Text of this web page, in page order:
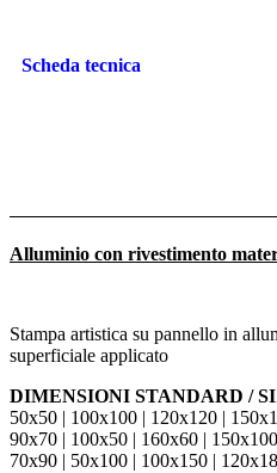
Scheda tecnica
Alluminio con rivestimento
Stampa artistica su pannello in
superficiale applicato
DIMENSIONI STANDARD /
50x50 | 100x100 | 120x120 |
90x70 | 100x50 | 160x60 |
70x90 | 50x100 | 100x150 |